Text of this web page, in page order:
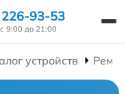
93-53
9:00 до 21:00
устройств